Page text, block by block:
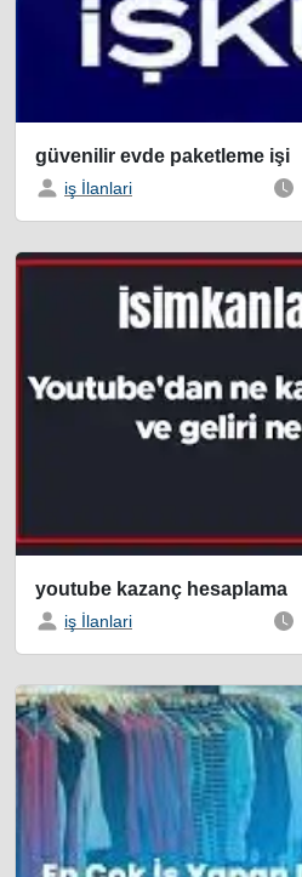
güvenilir evde paketleme işi
iş İlanlari
youtube kazanç hesaplama
iş İlanlari